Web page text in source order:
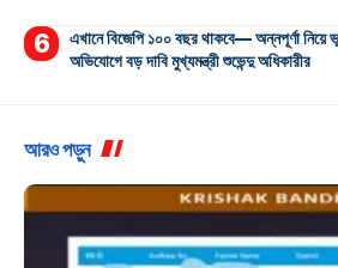
এখানে বিজেপি ১০০ বছর থাকবে— অন্নপূর্ণা নিয়ে
অভিযোগে বড় দাবি মুখ্যমন্ত্রী শুভেন্দু অধিকারীর
আরও পড়ুন